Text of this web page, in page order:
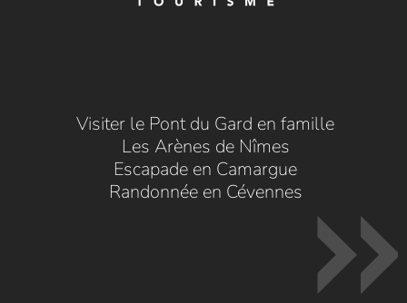
Visiter le Pont du Gard en famille
Les Arènes de Nîmes
Escapade en Camargue
Randonnée en Cévennes